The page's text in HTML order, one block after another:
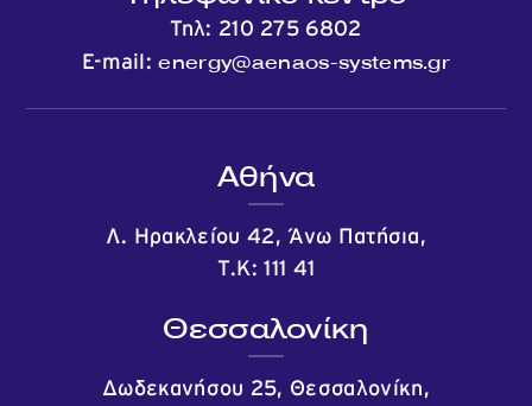
Τηλ: 210 275 6802
E-mail:energy@aenaos-systems.gr
Αθήνα
Λ. Ηρακλείου 42, Άνω Πατήσια,
Τ.Κ: 111 41
Θεσσαλονίκη
Δωδεκανήσου 25, Θεσσαλονίκη,